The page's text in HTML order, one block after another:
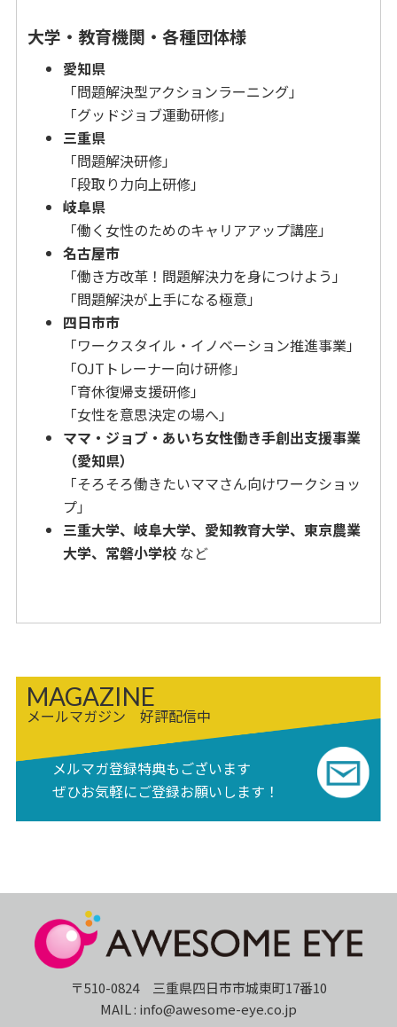
大学・教育機関・各種団体様
愛知県
「問題解決型アクションラーニング」
「グッドジョブ運動研修」
三重県
「問題解決研修」
「段取り力向上研修」
岐阜県
「働く女性のためのキャリアアップ講座」
名古屋市
「働き方改革！問題解決力を身につけよう」
「問題解決が上手になる極意」
四日市市
「ワークスタイル・イノベーション推進事業」
「OJTトレーナー向け研修」
「育休復帰支援研修」
「女性を意思決定の場へ」
ママ・ジョブ・あいち女性働き手創出支援事業
（愛知県）
「そろそろ働きたいママさん向けワークショッ
プ」
三重大学、岐阜大学、愛知教育大学、東京農業
大学、常磐小学校 など
MAGAZINE
メールマガジン 好評配信中
メルマガ登録特典もございます
ぜひお気軽にご登録お願いします！
〒510-0824 三重県四日市市城東町17番10
MAIL : info@awesome-eye.co.jp